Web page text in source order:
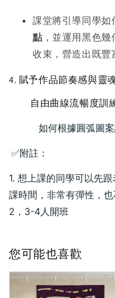
課堂將引導同學
點 ，並運用黑色
收束，營造出既豐
4. 賦予作品節奏感與靈
自由曲線流暢度訓
如何根據
✅附註：
1. 想上課的同學可以先
課時間， 非常有彈性，也
2，3-4人開班
您可能也喜歡